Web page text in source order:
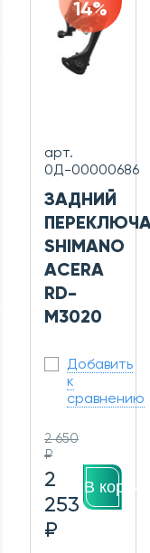
14%
арт.
0Д-00000686
ЗАДНИЙ
SHIMANO
ACERA
RD-
M3020
Добавить
к
сравнению
2 650
₽
2
253
₽
В